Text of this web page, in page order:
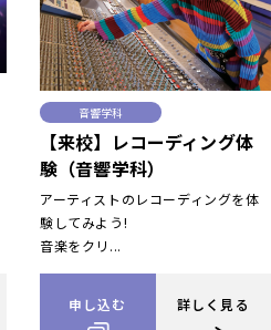
音響学科
【来校】レコーディング体
験（音響学科）
アーティストのレコーディングを体
験してみよう!
音楽をクリ...
申し込む 詳しく見る